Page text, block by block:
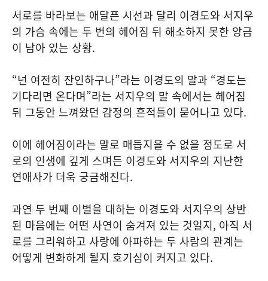
서로를 바라보는 애달픈 시선과 달리 이경도와 서지우
의 가슴 속에는 두 번의 헤어짐 뒤 해소하지 못한 앙금
이 남아 있는 상황.
“넌 여전히 잔인하구나”라는 이경도의 말과 “경도는
기다리면 온다며”라는 서지우의 말 속에서는 헤어짐
뒤 그동안 느껴왔던 감정의 흔적들이 묻어나고 있다.
이에 헤어짐이라는 말로 매듭지을 수 없을 정도로 서
로의 인생에 깊게 스며든 이경도와 서지우의 지난한
연애사가 더욱 궁금해진다.
과연 두 번째 이별을 대하는 이경도와 서지우의 상반
된 마음에는 어떤 사연이 숨겨져 있는 것일지, 아직 서
로를 그리워하고 사랑에 아파하는 두 사람의 관계는
어떻게 변화하게 될지 호기심이 커지고 있다.